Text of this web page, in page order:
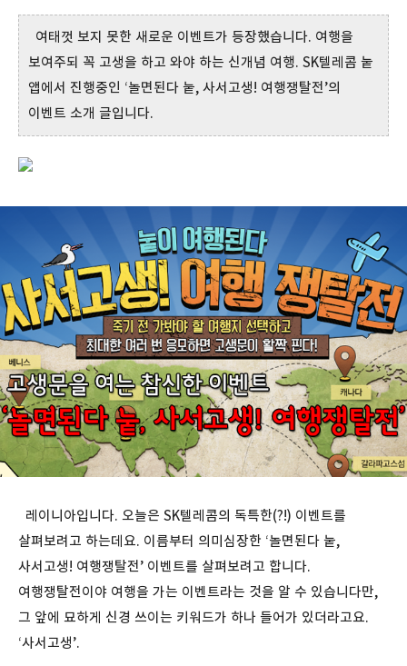
여태껏 보지 못한 새로운 이벤트가 등장했습니다. 여행을
보여주되 꼭 고생을 하고 와야 하는 신개념 여행. SK텔레콤 눝
앱에서 진행중인 ‘놀면된다 눝, 사서고생! 여행쟁탈전’의
이벤트 소개 글입니다.
레이니아입니다. 오늘은 SK텔레콤의 독특한(?!) 이벤트를
살펴보려고 하는데요. 이름부터 의미심장한 ‘놀면된다 눝,
사서고생! 여행쟁탈전’ 이벤트를 살펴보려고 합니다.
여행쟁탈전이야 여행을 가는 이벤트라는 것을 알 수 있습니다만,
그 앞에 묘하게 신경 쓰이는 키워드가 하나 들어가 있더라고요.
‘사서고생’.